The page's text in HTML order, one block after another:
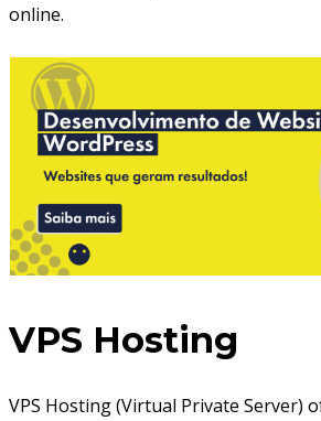
online.
VPS Hosting
VPS Hosting (Virtual Private Server)